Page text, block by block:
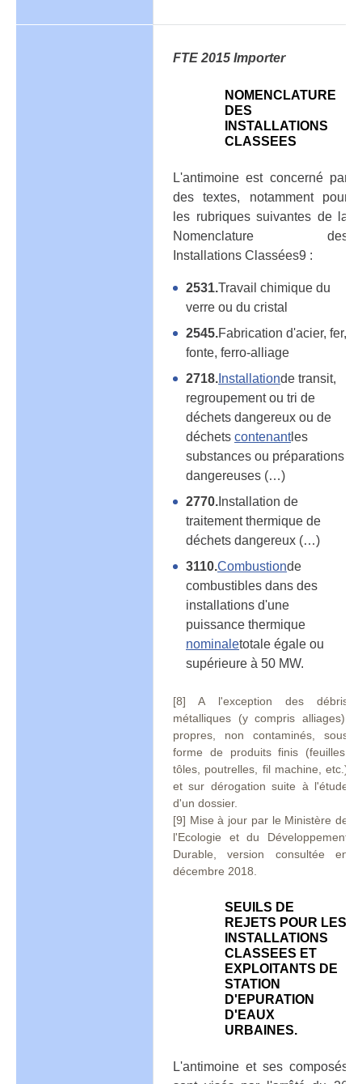
FTE 2015 Importer
NOMENCLATURE
DES
INSTALLATIONS
CLASSEES
L'antimoine est concerné par
des textes, notamment pour
les rubriques suivantes de la
Nomenclature des
Installations Classées9 :
2531.Travail chimique du
verre ou du cristal
2545.Fabrication d'acier, fer,
fonte, ferro-alliage
2718. Installationde transit,
regroupement ou tri de
déchets dangereux ou de
déchets contenantles
substances ou préparations
dangereuses (…)
2770. Installation de
traitement thermique de
déchets dangereux (…)
3110.Combustionde
combustibles dans des
installations d'une
puissance thermique
nominaletotale égale ou
supérieure à 50 MW.
[8] A l'exception des débris
métalliques (y compris alliages),
propres, non contaminés, sous
forme de produits finis (feuilles,
tôles, poutrelles, fil machine, etc.)
et sur dérogation suite à l'étude
d'un dossier.
[9] Mise à jour par le Ministère de
l'Ecologie et du Développement
Durable, version consultée en
décembre 2018.
SEUILS DE
REJETS POUR LES
INSTALLATIONS
CLASSEES ET
EXPLOITANTS DE
STATION
D'EPURATION
D'EAUX
URBAINES.
L'antimoine et ses composés